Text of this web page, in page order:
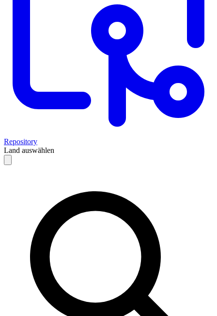
Repository
Land auswählen